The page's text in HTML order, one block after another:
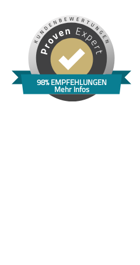
98% EMPFEHLUNGEN
Mehr Infos